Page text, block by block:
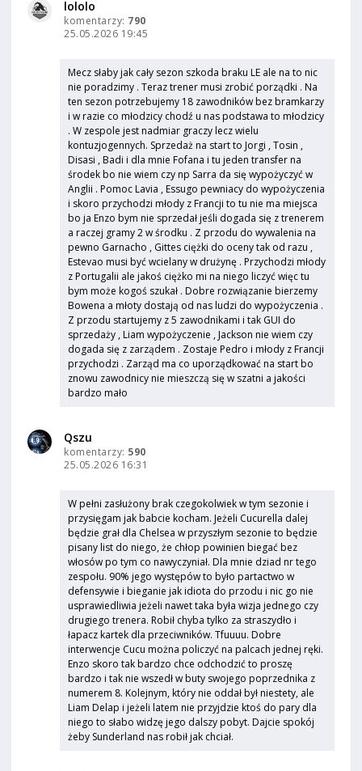
lololo
komentarzy: 790
25.05.2026 19:45
Mecz słaby jak cały sezon szkoda braku LE ale na to nic
nie poradzimy . Teraz trener musi zrobić porządki . Na
ten sezon potrzebujemy 18 zawodników bez bramkarzy
i w razie co młodzicy chodź u nas podstawa to młodzicy
. W zespole jest nadmiar graczy lecz wielu
kontuzjogennych. Sprzedaż na start to Jorgi , Tosin ,
Disasi , Badi i dla mnie Fofana i tu jeden transfer na
środek bo nie wiem czy np Sarra da się wypożyczyć w
Anglii . Pomoc Lavia , Essugo pewniacy do wypożyczenia
i skoro przychodzi młody z Francji to tu nie ma miejsca
bo ja Enzo bym nie sprzedał jeśli dogada się z trenerem
a raczej gramy 2 w środku . Z przodu do wywalenia na
pewno Garnacho , Gittes ciężki do oceny tak od razu ,
Estevao musi być wcielany w drużynę . Przychodzi młody
z Portugalii ale jakoś ciężko mi na niego liczyć więc tu
bym może kogoś szukał . Dobre rozwiązanie bierzemy
Bowena a młoty dostają od nas ludzi do wypożyczenia .
Z przodu startujemy z 5 zawodnikami i tak GUI do
sprzedaży , Liam wypożyczenie , Jackson nie wiem czy
dogada się z zarządem . Zostaje Pedro i młody z Francji
przychodzi . Zarząd ma co uporządkować na start bo
znowu zawodnicy nie mieszczą się w szatni a jakości
bardzo mało
Qszu
komentarzy: 590
25.05.2026 16:31
W pełni zasłużony brak czegokolwiek w tym sezonie i
przysięgam jak babcie kocham. Jeżeli Cucurella dalej
będzie grał dla Chelsea w przyszłym sezonie to będzie
pisany list do niego, że chłop powinien biegać bez
włosów po tym co nawyczyniał. Dla mnie dziad nr tego
zespołu. 90% jego występów to było partactwo w
defensywie i bieganie jak idiota do przodu i nic go nie
usprawiedliwia jeżeli nawet taka była wizja jednego czy
drugiego trenera. Robił chyba tylko za straszydło i
łapacz kartek dla przeciwników. Tfuuuu. Dobre
interwencje Cucu można policzyć na palcach jednej ręki.
Enzo skoro tak bardzo chce odchodzić to proszę
bardzo i tak nie wszedł w buty swojego poprzednika z
numerem 8. Kolejnym, który nie oddał był niestety, ale
Liam Delap i jeżeli latem nie przyjdzie ktoś do pary dla
niego to słabo widzę jego dalszy pobyt. Dajcie spokój
żeby Sunderland nas robił jak chciał.